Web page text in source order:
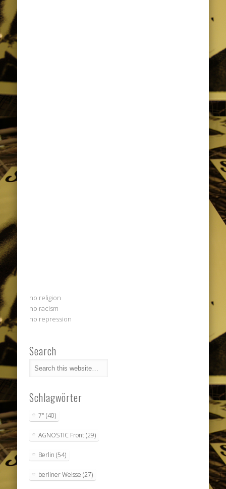
no religion
no racism
no repression
Search
Schlagwörter
7" (40)
AGNOSTIC Front(29)
Berlin (54)
berliner Weisse (27)